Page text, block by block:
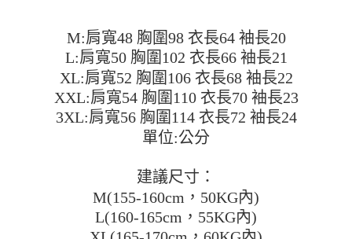
3.實際核准額度、可分期數及費用金額請依後續交易確認頁面所載為準。
4.訂單成立30分鐘內，如未前往確認交易或遇審核未通過，訂單將自動取
消。如遇「轉專審核」未通過狀況，表示未達大哥付你分期系統評分，恕無
法說明評估內容。
【繳款方式說明】
1.分期款項不併入電信帳單，「大哥付你分期」於每月結算日後寄送繳費提
2.透過簡訊連結打開帳單後，可選擇「超商條碼／台灣大直營門市／銀行轉
帳／街口支付／iPASS MONEY」等通路繳費。
1.本服務係由「台灣大哥大股份有限公司」（以下簡稱本公司）所提供，讓
用戶於交易時，得透過本服務購買商品或服務，並由商店將買賣／分期付款
買賣價金債權讓與本公司後，依約使用本公司帳單繳交帳款。
2.基於同意付款使用「大哥付你分期」之契約關係目的，商店將以您的個人
便利好安心！
１．簡單：不需註冊會員、不需綁卡、不需儲值。
２．便利：只要手機號碼，簡訊認證，即可結帳。
３．安心：先確認商品／服務後，再付款。
【「AFTEE先享後付」結帳流程】
１．於結帳方式選擇「AFTEE先享後付」後，將跳轉至「AFTEE先享後付」
結帳頁面，進行簡訊認證並確認金額後，即可完成結帳。
２．訂單成立數日內，您將收到繳費通知簡訊。
ATM／網路銀行／等多元方式進行付款，方視為交易完成。
※ 請注意：結帳手續完成當下不需立刻繳費，但若您需要取消訂單，請聯絡
購買商品的店家。未經商家同意取消之訂單仍視為有效，需透過AFTEE先享
後付繳納相關費用。
※ 交易是否成功請以「AFTEE先享後付 」之結帳頁面顯示為準，若有關於
全家取貨付款
每筆NT$45
每筆NT$45，滿NT$499(含以上)免運費
付款 後7-11取貨
M:肩寬48 胸圍98 衣長64 袖長20
L:肩寬50 胸圍102 衣長66 袖長21
XL:肩寬52 胸圍106 衣長68 袖長22
XXL:肩寬54 胸圍110 衣長70 袖長23
3XL:肩寬56 胸圍114 衣長72 袖長24
單位:公分
建議尺寸：
M(155-160cm，50KG內)
L(160-165cm，55KG內)